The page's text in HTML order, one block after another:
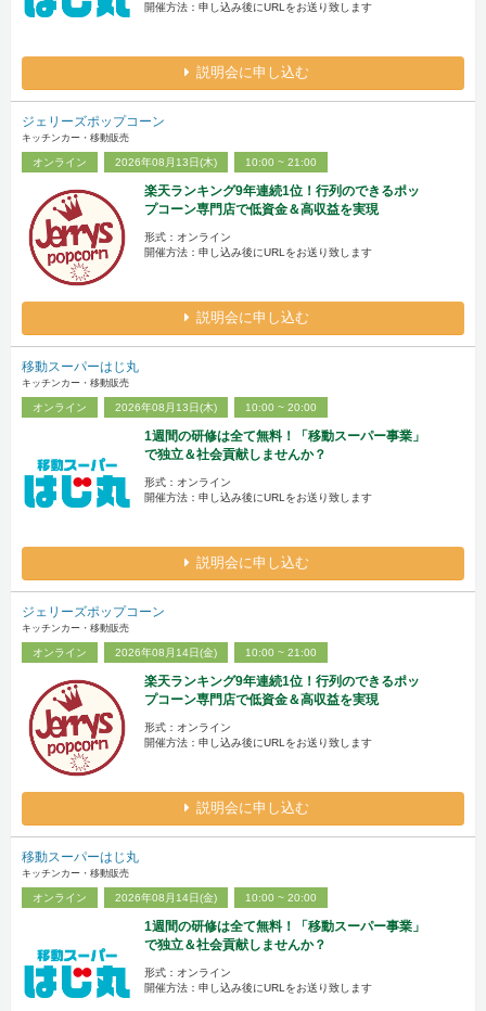
開催方法：申し込み後にURLをお送り致します
説明会に申し込む
ジェリーズポップコーン
キッチンカー・移動販売
オンライン 2026年08月13日(木) 10:00 ~ 21:00
楽天ランキング9年連続1位！行列のできるポッ
プコーン専門店で低資金＆高収益を実現
形式：オンライン
開催方法：申し込み後にURLをお送り致します
説明会に申し込む
移動スーパーはじ丸
キッチンカー・移動販売
オンライン 2026年08月13日(木) 10:00 ~ 20:00
1週間の研修は全て無料！「移動スーパー事業」
で独立＆社会貢献しませんか？
形式：オンライン
開催方法：申し込み後にURLをお送り致します
説明会に申し込む
ジェリーズポップコーン
キッチンカー・移動販売
オンライン 2026年08月14日(金) 10:00 ~ 21:00
楽天ランキング9年連続1位！行列のできるポッ
プコーン専門店で低資金＆高収益を実現
形式：オンライン
開催方法：申し込み後にURLをお送り致します
説明会に申し込む
移動スーパーはじ丸
キッチンカー・移動販売
オンライン 2026年08月14日(金) 10:00 ~ 20:00
1週間の研修は全て無料！「移動スーパー事業」
で独立＆社会貢献しませんか？
形式：オンライン
開催方法：申し込み後にURLをお送り致します